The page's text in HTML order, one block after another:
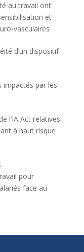
au travail ont
et
vasculaires
d’un dispositif
impactés par les
l’IA Act relatives
à haut risque
pour
face au